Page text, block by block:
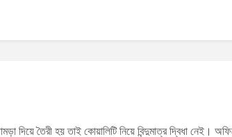
দিয়ে তৈরী হয় তাই কোয়ালিটি নিয়ে বিন্দুমাত্র দ্বিধা নেই।